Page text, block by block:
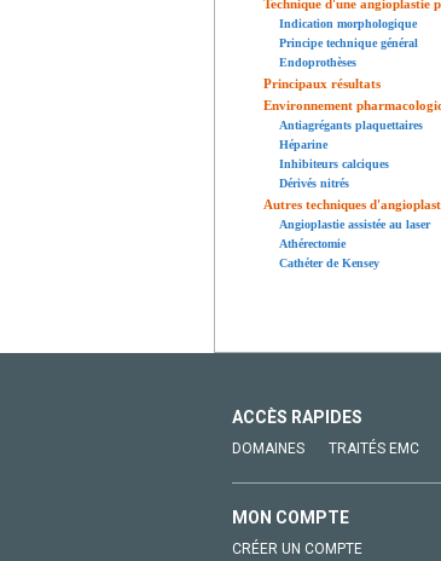
Technique d'une angioplastie
Indication morphologique
Principe technique général
Endoprothèses
Principaux résultats
Environnement
Antiagrégants plaquettaires
Héparine
Inhibiteurs calciques
Dérivés nitrés
Autres techniques
Angioplastie assistée au laser
Athérectomie
Cathéter de Kensey
ACCÈS RAPIDES
DOMAINES TRAITÉS EMC
MON COMPTE
CRÉER UN COMPTE